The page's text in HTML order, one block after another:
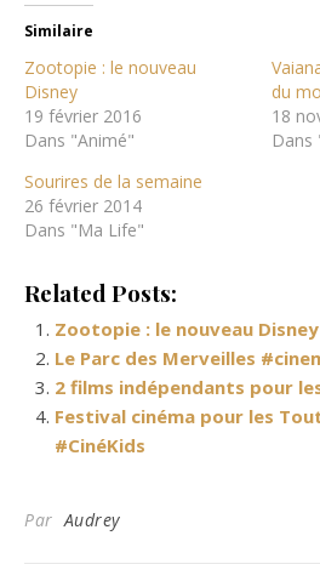
Similaire
Zootopie : le nouveau
Disney
19 février 2016
Dans "Animé"
du
18
Dans
Sourires de la semaine
26 février 2014
Dans "Ma Life"
Related Posts:
Zootopie : le nouveau Disney
Le Parc des Merveilles
2 films indépendants pour
Festival cinéma pour les
#CinéKids
ParAudrey